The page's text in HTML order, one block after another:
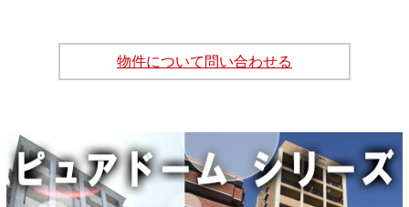
物件について問い合わせる